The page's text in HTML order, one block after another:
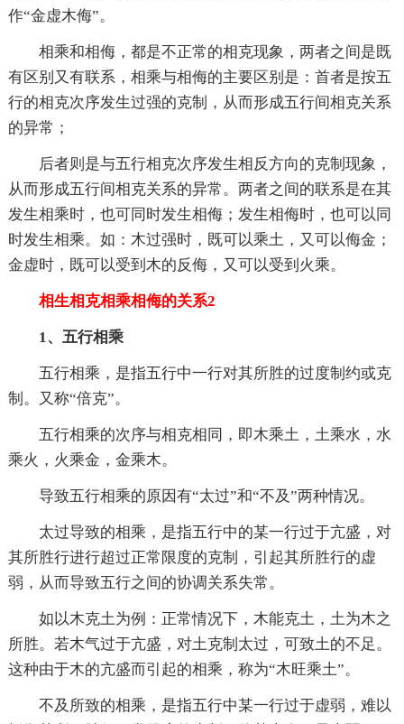
作“金虚木侮”。
相乘和相侮，都是不正常的相克现象，两者之间是既
有区别又有联系，相乘与相侮的主要区别是：首者是按五
行的相克次序发生过强的克制，从而形成五行间相克关系
的异常；
后者则是与五行相克次序发生相反方向的克制现象，
从而形成五行间相克关系的异常。两者之间的联系是在其
发生相乘时，也可同时发生相侮；发生相侮时，也可以同
时发生相乘。如：木过强时，既可以乘土，又可以侮金；
金虚时，既可以受到木的反侮，又可以受到火乘。
相生相克相乘相侮的关系2
1、五行相乘
五行相乘，是指五行中一行对其所胜的过度制约或克
制。又称“倍克”。
五行相乘的次序与相克相同，即木乘土，土乘水，水
乘火，火乘金，金乘木。
导致五行相乘的原因有“太过”和“不及”两种情况。
太过导致的相乘，是指五行中的某一行过于亢盛，对
其所胜行进行超过正常限度的克制，引起其所胜行的虚
弱，从而导致五行之间的协调关系失常。
如以木克土为例：正常情况下，木能克土，土为木之
所胜。若木气过于亢盛，对土克制太过，可致土的不足。
这种由于木的亢盛而引起的相乘，称为“木旺乘土”。
不及所致的相乘，是指五行中某一行过于虚弱，难以